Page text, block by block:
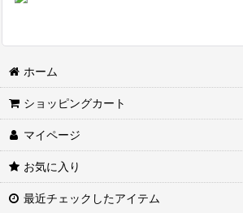
ホーム
ショッピングカート
マイページ
お気に入り
最近チェックしたアイテム